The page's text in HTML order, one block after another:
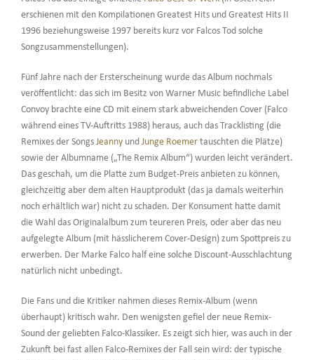
erschienen mit den Kompilationen Greatest Hits und Greatest Hits II
1996 beziehungsweise 1997 bereits kurz vor Falcos Tod solche
Songzusammenstellungen).
Fünf Jahre nach der Ersterscheinung wurde das Album nochmals
veröffentlicht: das sich im Besitz von Warner Music befindliche Label
Convoy brachte eine CD mit einem stark abweichenden Cover (Falco
während eines TV-Auftritts 1988) heraus, auch das Tracklisting (die
Remixes der Songs Jeannyund Junge Roemertauschten die Plätze)
sowie der Albumname („The Remix Album“) wurden leicht verändert.
Das geschah, um die Platte zum Budget-Preis anbieten zu können,
gleichzeitig aber dem alten Hauptprodukt (das ja damals weiterhin
noch erhältlich war) nicht zu schaden. Der Konsument hatte damit
die Wahl das Originalalbum zum teureren Preis, oder aber das neu
aufgelegte Album (mit hässlicherem Cover-Design) zum Spottpreis zu
erwerben. Der Marke Falco half eine solche Discount-Ausschlachtung
natürlich nicht unbedingt.
Die Fans und die Kritiker nahmen dieses Remix-Album (wenn
überhaupt) kritisch wahr. Den wenigsten gefiel der neue Remix-
Sound der geliebten Falco-Klassiker. Es zeigt sich hier, was auch in der
Zukunft bei fast allen Falco-Remixes der Fall sein wird: der typische